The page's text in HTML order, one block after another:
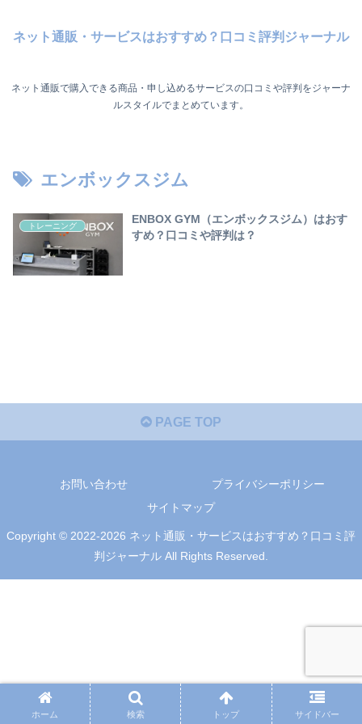
ネット通販・サービスはおすすめ？口コミ評判ジャーナル
ネット通販で購入できる商品・申し込めるサービスの口コミや評判をジャーナ
ルスタイルでまとめています。
エンボックスジム
トレーニング
ENBOX GYM（エンボックスジム）はおす
すめ？口コミや評判は？
PAGE TOP
お問い合わせ
プライバシーポリシー
サイトマップ
Copyright © 2022-2026 ネット通販・サービスはおすすめ？口コミ評
判ジャーナル All Rights Reserved.
ホーム 検索 トップ サイドバー